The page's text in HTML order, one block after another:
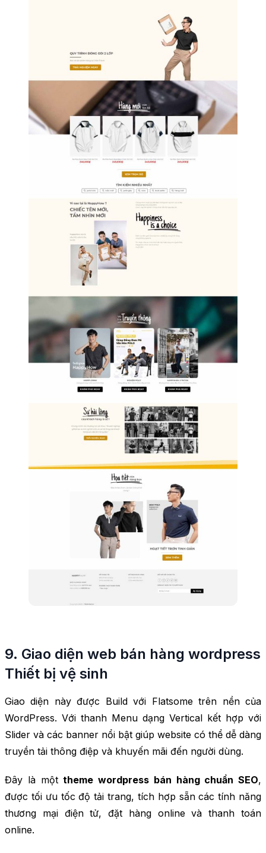
9. Giao diện web bán hàng wordpress
Thiết bị vệ sinh
Giao diện này được Build với Flatsome trên nền của
WordPress. Với thanh Menu dạng Vertical kết hợp với
Slider và các banner nổi bật giúp website có thể dễ dàng
truyền tải thông điệp và khuyến mãi đến người dùng.
Đây là mộttheme wordpress bán hàng chuẩn SEO,
được tối ưu tốc độ tải trang, tích hợp sẵn các tính năng
thương mại điện tử, đặt hàng online và thanh toán
online.